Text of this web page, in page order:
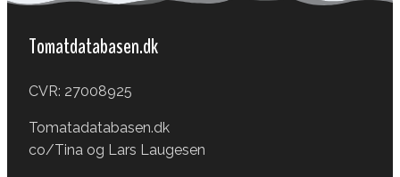
Tomatdatabasen.dk
CVR: 27008925
Tomatadatabasen.dk
co/Tina og Lars Laugesen